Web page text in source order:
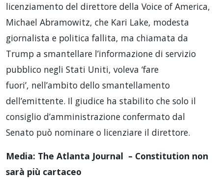
licenziamento del direttore della Voice of America,
Michael Abramowitz, che Kari Lake, modesta
giornalista e politica fallita, ma chiamata da
Trump a smantellare l’informazione di servizio
pubblico negli Stati Uniti, voleva ‘fare
fuori’, nell’ambito dello smantellamento
dell’emittente. Il giudice ha stabilito che solo il
consiglio d’amministrazione confermato dal
Senato può nominare o licenziare il direttore.
Media: The Atlanta Journal – Constitution non
sarà più cartaceo